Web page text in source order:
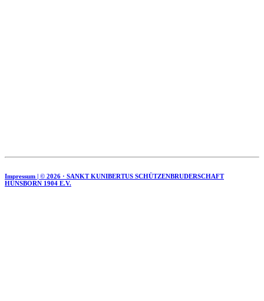
Impressum | © 2026 · SANKT KUNIBERTUS SCHÜTZENBRUDERSCHAFT
HÜNSBORN 1904 E.V.